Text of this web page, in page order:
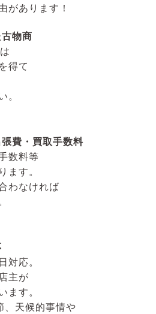
があります！
物商
得て
。
費・買取手数料
数料等
ます。
わなければ
対応。
主が
ます。
、天候的事情や